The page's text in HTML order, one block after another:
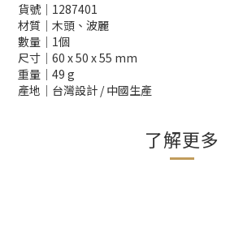
貨號│1287401
材質│木頭、波麗
數量│1個
尺寸│60 x 50 x 55 mm
重量│49 g
產地│台灣設計 / 中國生產
了解更多